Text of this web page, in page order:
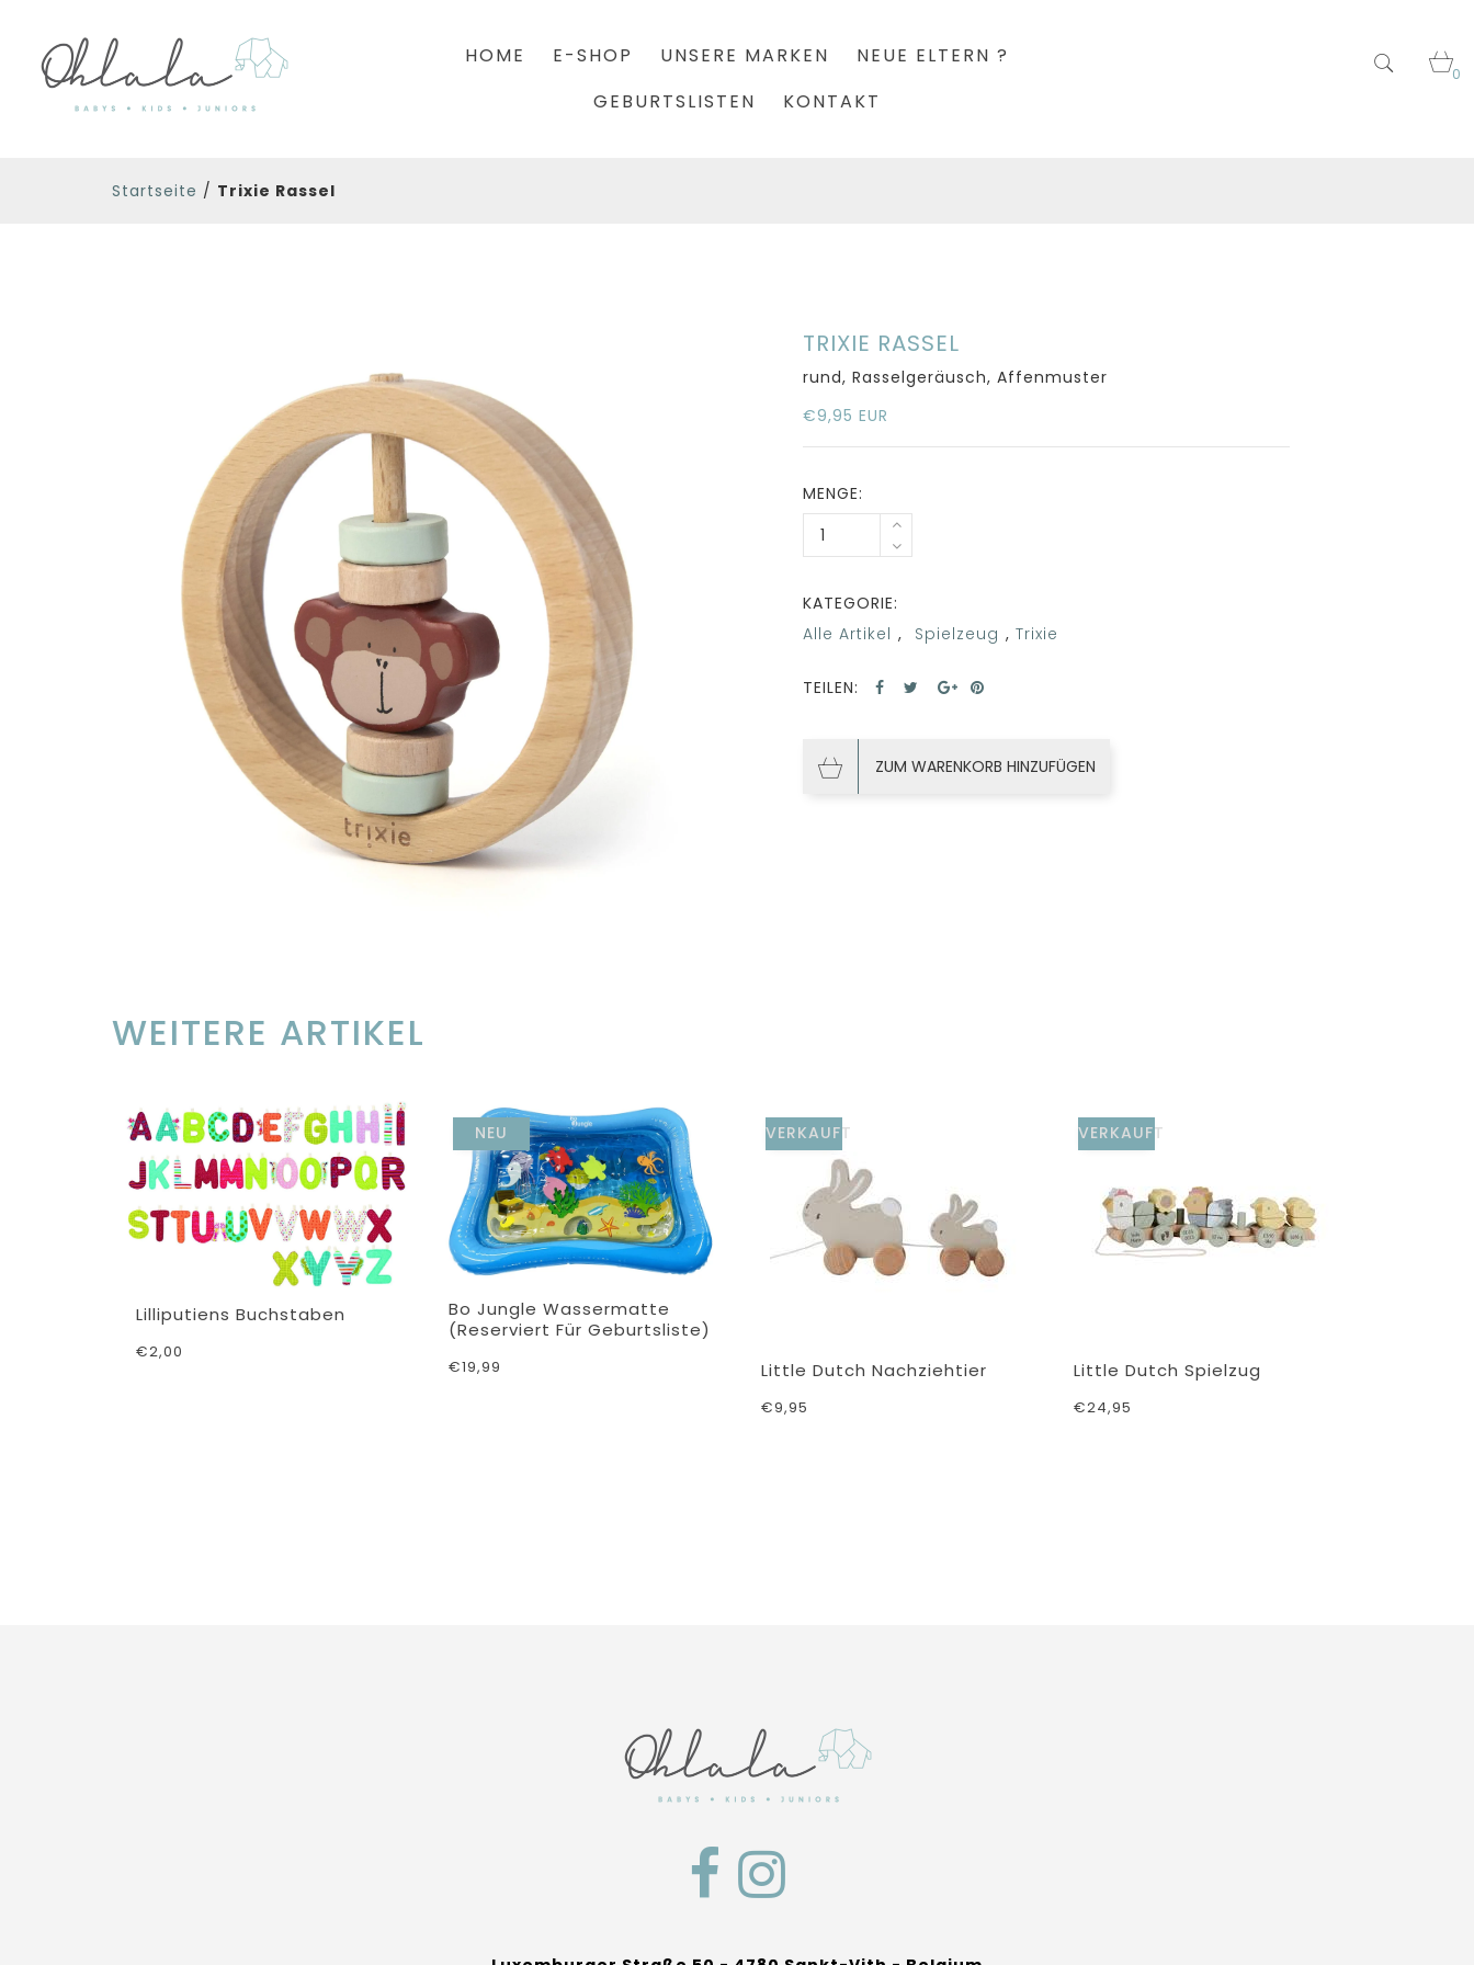
HOME E-SHOP UNSERE MARKEN
NEUE ELTERN ?
GEBURTSLISTEN
KONTAKT
0
Startseite / Trixie Rassel
TRIXIE RASSEL
rund, Rasselgeräusch, Affenmuster
€9,95 EUR
MENGE:
KATEGORIE:
Alle Artikel , Spielzeug , Trixie
TEILEN:
ZUM WARENKORB HINZUFÜGEN
WEITERE ARTIKEL
Lilliputiens Buchstaben
€2,00
NEU
Bo Jungle Wassermatte
(reserviert Für Geburtsliste)
€19,99
VERKAUFT
Little Dutch Nachziehtier
€9,95
VERKAUFT
Little Dutch Spielzug
€24,95